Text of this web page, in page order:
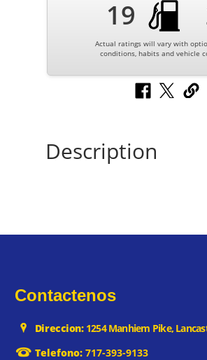
19
Actual ratings will vary with
conditions, habits and vehicle
Description
Contactenos
Direccion:1254 Manhiem Pike,
Telefono:717-393-9133